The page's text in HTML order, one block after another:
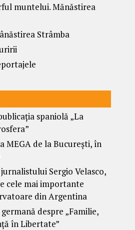
muntelui. Mănăstirea
Strâmba
spaniolă „La
MEGA de la București, în
Sergio Velasco,
cele mai importante
din Argentina
despre „Familie,
în Libertate”